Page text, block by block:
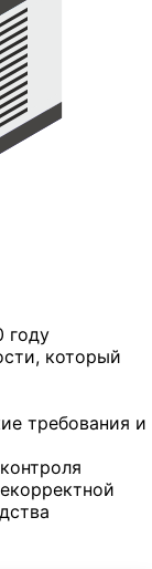
снабжения
эксплуатации
без
году
который
требования и